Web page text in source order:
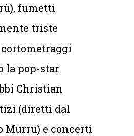
fumetti
triste
cortometraggi
la pop-star
Christian
(diretti dal
Murru) e concerti